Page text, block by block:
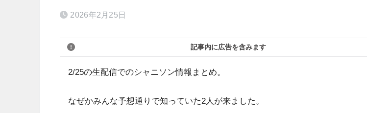
2026年2月25日
記事内に広告を含みます
2/25の生配信でのシャニソン情報まとめ。
なぜかみんな予想通りで知っていた2人が来ました。